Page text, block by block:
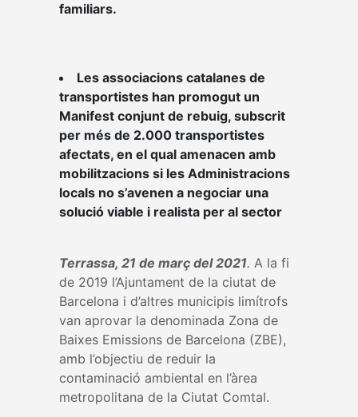
familiars.
Les associacions catalanes de
transportistes han promogut un
Manifest conjunt de rebuig, subscrit
per més de 2.000 transportistes
afectats, en el qual amenacen amb
mobilitzacions si les Administracions
locals no s’avenen a negociar una
solució viable i realista per al sector
Terrassa, 21 de març del 2021. A la fi
de 2019 l’Ajuntament de la ciutat de
Barcelona i d’altres municipis limítrofs
van aprovar la denominada Zona de
Baixes Emissions de Barcelona (ZBE),
amb l’objectiu de reduir la
contaminació ambiental en l’àrea
metropolitana de la Ciutat Comtal.